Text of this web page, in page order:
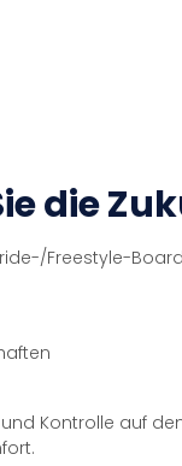
die
Freestyle-
Kontrolle auf